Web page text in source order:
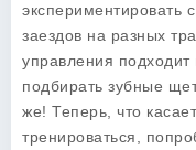
экспериментировать
заездов на разных
управления
подбирать зубные
же! Теперь, что
тренироваться,